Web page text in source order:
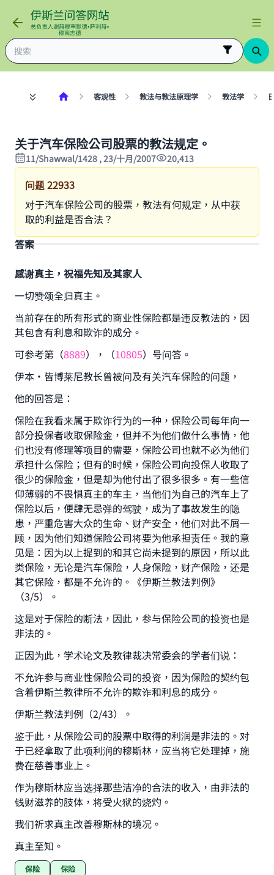
客观性 教法与教法原理学 教法学
关于汽车保险公司股票的教法规定。
11/Shawwal/1428 , 23/十月/2007 20,413
问题22933
对于汽车保险公司的股票，教法有何规定，从中获
取的利益是否合法？
答案
感谢真主，祝福先知及其家人
一切赞颂全归真主。
当前存在的所有形式的商业性保险都是违反教法的，因
其包含有利息和欺诈的成分。
可参考第（8889），（10805）号问答。
伊本·皆博莱尼教长曾被问及有关汽车保险的问题，
他的回答是：
保险在我看来属于欺诈行为的一种，保险公司每年向一
部分投保者收取保险金，但并不为他们做什么事情，他
们也没有修理等项目的需要，保险公司也就不必为他们
承担什么保险；但有的时候，保险公司向投保人收取了
很少的保险金，但是却为他付出了很多很多。有一些信
仰薄弱的不畏惧真主的车主，当他们为自己的汽车上了
保险以后，便肆无忌弹的驾驶，成为了事故发生的隐
患，严重危害大众的生命、财产安全，他们对此不屑一
顾，因为他们知道保险公司将要为他承担责任。我的意
见是：因为以上提到的和其它尚未提到的原因，所以此
类保险，无论是汽车保险，人身保险，财产保险，还是
其它保险，都是不允许的。《伊斯兰教法判例》
（3/5）。
这是对于保险的断法，因此，参与保险公司的投资也是
非法的。
正因为此，学术论文及教律裁决常委会的学者们说：
不允许参与商业性保险公司的投资，因为保险的契约包
含着伊斯兰教律所不允许的欺诈和利息的成分。
伊斯兰教法判例（2/43）。
鉴于此，从保险公司的股票中取得的利润是非法的。对
于已经拿取了此项利润的穆斯林，应当将它处理掉，施
费在慈善事业上。
作为穆斯林应当选择那些洁净的合法的收入，由非法的
钱财滋养的肢体，将受火狱的烧灼。
我们祈求真主改善穆斯林的境况。
真主至知。
保险 保险
Make an impact on millions of lives
with your contribution today
Your support is crucial for our mission.
good will earn the same reward as those who
do it."
Support IslamQA